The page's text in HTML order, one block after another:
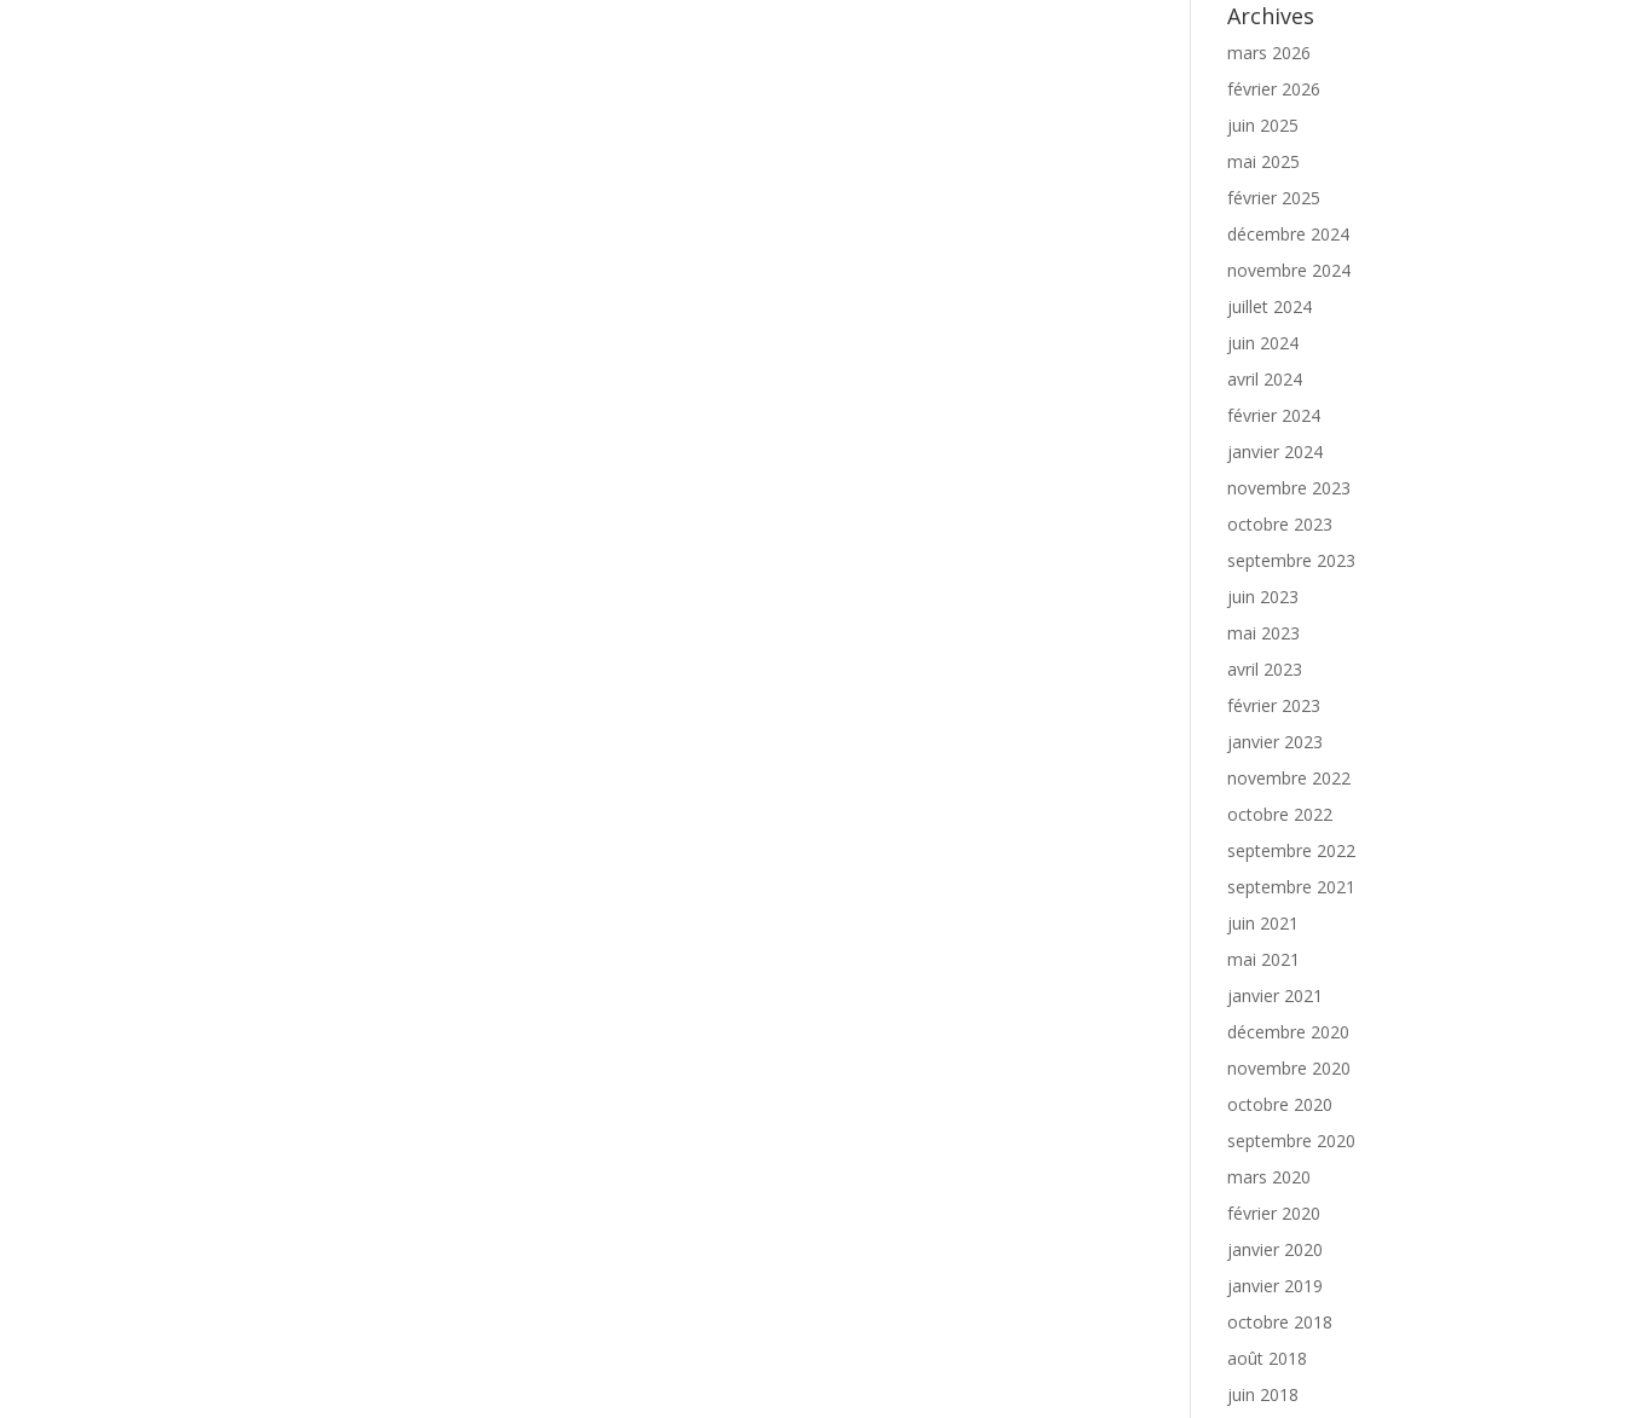
Archives
mars 2026
février 2026
juin 2025
mai 2025
février 2025
décembre 2024
novembre 2024
juillet 2024
juin 2024
avril 2024
février 2024
janvier 2024
novembre 2023
octobre 2023
septembre 2023
juin 2023
mai 2023
avril 2023
février 2023
janvier 2023
novembre 2022
octobre 2022
septembre 2022
septembre 2021
juin 2021
mai 2021
janvier 2021
décembre 2020
novembre 2020
octobre 2020
septembre 2020
mars 2020
février 2020
janvier 2020
janvier 2019
octobre 2018
août 2018
juin 2018